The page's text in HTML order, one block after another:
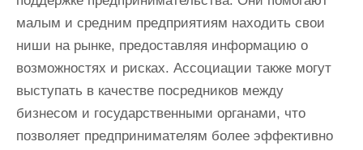
малым и средним предприятиям находить свои
ниши на рынке, предоставляя информацию о
возможностях и рисках. Ассоциации также могут
выступать в качестве посредников между
бизнесом и государственными органами, что
позволяет предпринимателям более эффективно